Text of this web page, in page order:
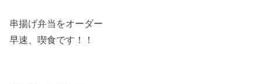
串揚げ弁当をオーダー
早速、喫食です！！